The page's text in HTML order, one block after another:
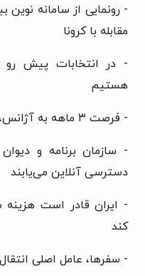
- رونمایی از سامانه نوین
مقابله با کرونا
- در انتخابات پیش رو
هستیم
- فرصت ۳ ماهه به آژانس، غرب را گستاخ‌تر می‌کند
- سازمان برنامه و
دسترسی آنلاین می‌­یابند
- ایران قادر است
کند
- سفرها، عامل اصلی